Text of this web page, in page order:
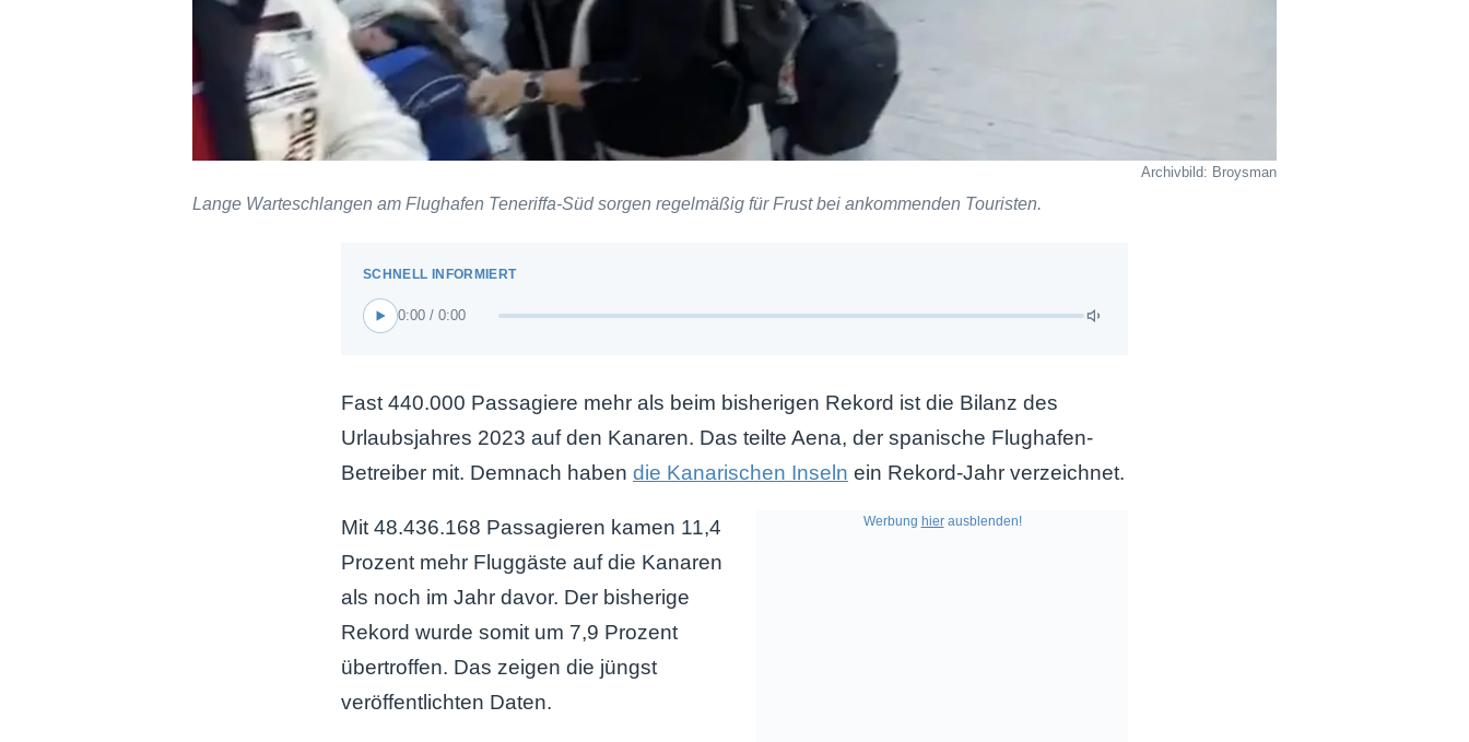
Archivbild: Broysman
Lange Warteschlangen am Flughafen Teneriffa-Süd sorgen regelmäßig für Frust bei ankommenden Touristen.
0:00 / 0:00
Fast 440.000 Passagiere mehr als beim bisherigen Rekord ist die Bilanz des
Urlaubsjahres 2023 auf den Kanaren. Das teilte Aena, der spanische Flughafen-
Betreiber mit. Demnach haben die Kanarischen Inseln ein Rekord-Jahr verzeichnet.
Werbung hierausblenden!
Mit 48.436.168 Passagieren kamen 11,4
Prozent mehr Fluggäste auf die Kanaren
als noch im Jahr davor. Der bisherige
Rekord wurde somit um 7,9 Prozent
übertroffen. Das zeigen die jüngst
veröffentlichten Daten.